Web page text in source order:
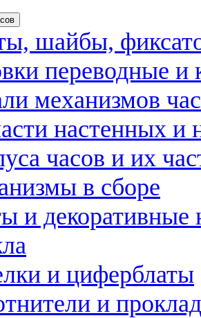
шайбы,
переводные и
механизмов
настенных и
часов и их
в сборе
и декоративные
и циферблаты
и